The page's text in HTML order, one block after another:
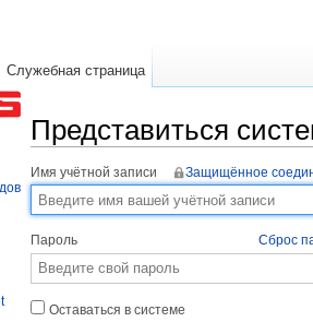
Представиться
Имя учётной записи Защищённое
Пароль Сброс
Оставаться в системе
Служебная страница